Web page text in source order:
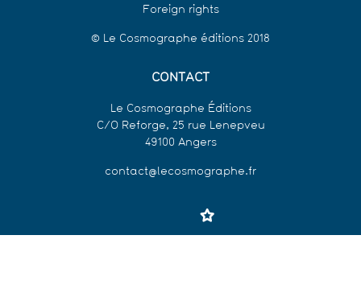
Foreign rights
© Le Cosmographe éditions 2018
CONTACT
Le Cosmographe Éditions
C/O Reforge, 25 rue Lenepveu
49100 Angers
contact@lecosmographe.fr